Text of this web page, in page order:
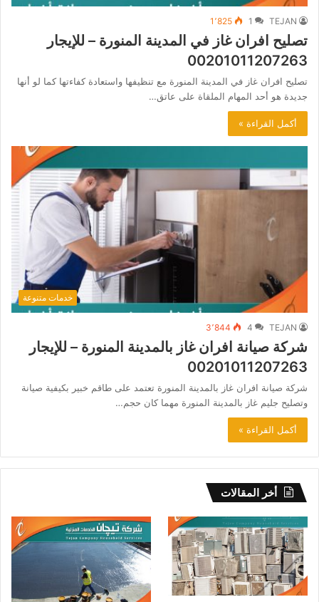
TEJAN
1 1٬825
تصليح افران غاز في المدينة المنورة – للإيجار
00201011207263
تصليح افران غاز في المدينة المنورة مع تنظيفها واستعادة كفاءتها كما لو أنها
جديدة هو أحد المهام الملقاة على عاتق…
أكمل القراءة »
خدمات متنوعة
TEJAN
4 3٬844
شركة صيانة افران غاز بالمدينة المنورة – للإيجار
00201011207263
شركة صيانة افران غاز بالمدينة المنورة تعتمد على طاقم خبير بكيفية صيانة
وتصليح جليم غاز بالمدينة المنورة مهما كان حجم…
أكمل القراءة »
أخر المقالات